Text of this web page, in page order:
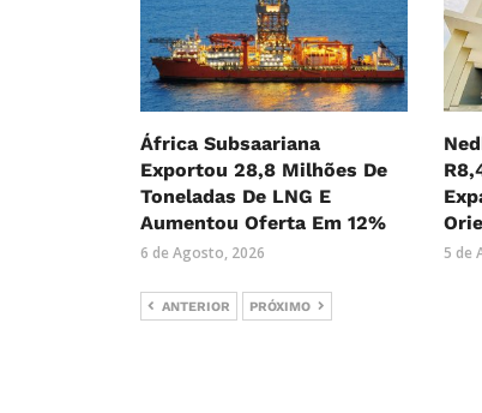
África Subsaariana
Exportou 28,8 Milhões De
Toneladas De LNG E
Aumentou Oferta Em 12%
6 de Agosto, 2026 5 de
ANTERIOR PRÓXIMO